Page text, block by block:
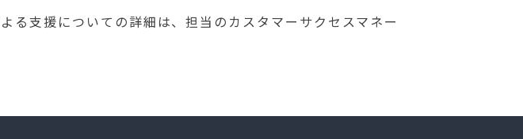
支援についての詳細は、担当のカスタマーサクセスマネー